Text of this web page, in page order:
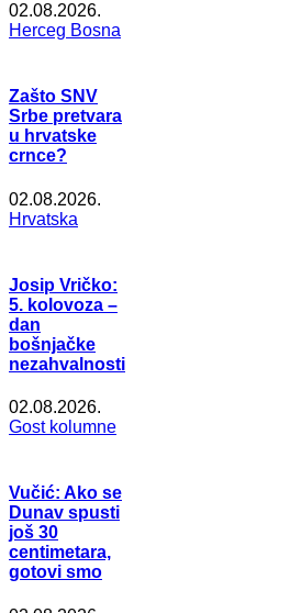
02.08.2026.
Herceg Bosna
Zašto SNV
Srbe pretvara
u hrvatske
crnce?
02.08.2026.
Hrvatska
Josip Vričko:
5. kolovoza –
dan
bošnjačke
nezahvalnosti
02.08.2026.
Gost kolumne
Vučić: Ako se
Dunav spusti
još 30
centimetara,
gotovi smo